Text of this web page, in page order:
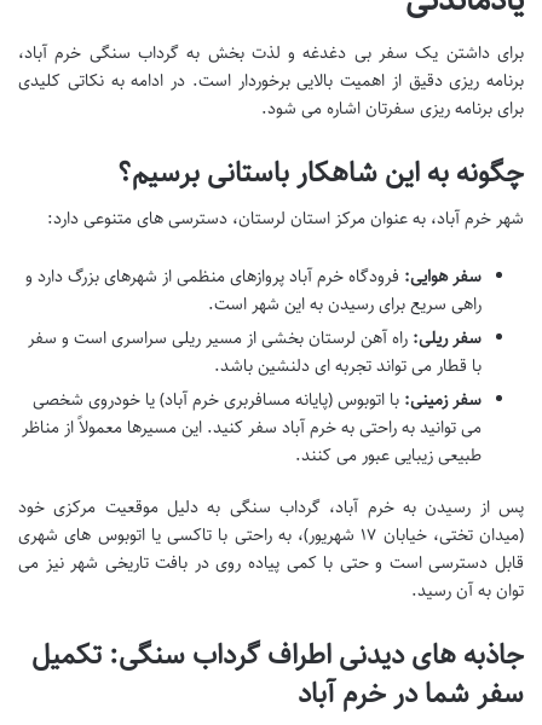
برای داشتن یک سفر بی دغدغه و لذت بخش به گرداب سنگی خرم آباد،
برنامه ریزی دقیق از اهمیت بالایی برخوردار است. در ادامه به نکاتی کلیدی
برای برنامه ریزی سفرتان اشاره می شود.
چگونه به این شاهکار باستانی برسیم؟
شهر خرم آباد، به عنوان مرکز استان لرستان، دسترسی های متنوعی دارد:
سفر هوایی: فرودگاه خرم آباد پروازهای منظمی از شهرهای بزرگ دارد و
راهی سریع برای رسیدن به این شهر است.
سفر ریلی: راه آهن لرستان بخشی از مسیر ریلی سراسری است و سفر
با قطار می تواند تجربه ای دلنشین باشد.
سفر زمینی: با اتوبوس (پایانه مسافربری خرم آباد) یا خودروی شخصی
می توانید به راحتی به خرم آباد سفر کنید. این مسیرها معمولاً از مناظر
طبیعی زیبایی عبور می کنند.
پس از رسیدن به خرم آباد، گرداب سنگی به دلیل موقعیت مرکزی خود
(میدان تختی، خیابان ۱۷ شهریور)، به راحتی با تاکسی یا اتوبوس های شهری
قابل دسترسی است و حتی با کمی پیاده روی در بافت تاریخی شهر نیز می
توان به آن رسید.
جاذبه های دیدنی اطراف گرداب سنگی: تکمیل
سفر شما در خرم آباد